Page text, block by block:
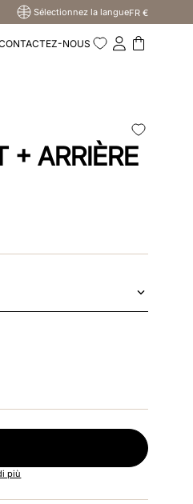
Sélectionnez la langueFR €
NOUS
+ ARRIÈRE
più